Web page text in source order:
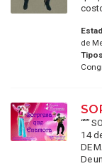
de
“””
14
DE
De